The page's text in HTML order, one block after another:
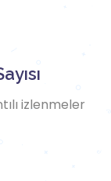
izlenmeler